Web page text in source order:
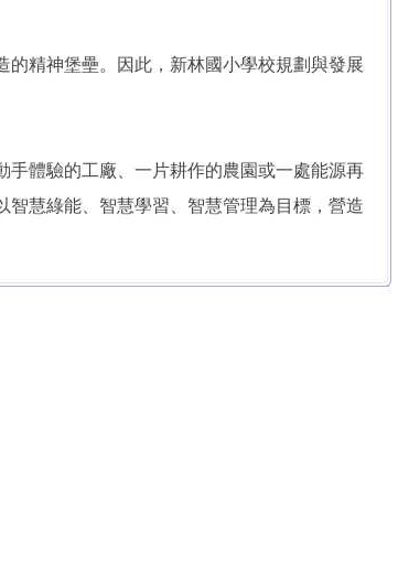
精神堡壘。因此，新林國小學校規劃與發展
體驗的工廠、一片耕作的農園或一處能源再
慧綠能、智慧學習、智慧管理為目標，營造